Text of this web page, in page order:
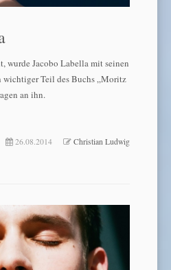
wurde Jacobo Labella mit seinen
Teil des Buchs „Moritz
an ihn.
26.08.2014 Christian Ludwig